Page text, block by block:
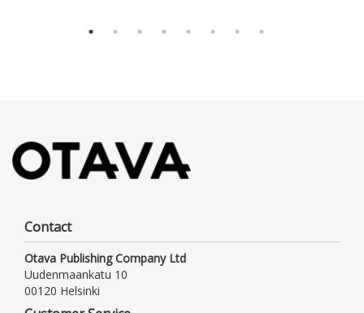
Contact
Otava Publishing Company Ltd
Uudenmaankatu 10
00120 Helsinki